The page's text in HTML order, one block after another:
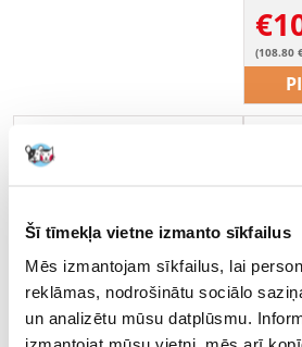
Šī tīmekļa vietne izmanto sīkfailus
Mēs izmantojam sīkfailus, lai
reklāmas, nodrošinātu sociālo
un analizētu mūsu datplūsmu.
€
(108.80